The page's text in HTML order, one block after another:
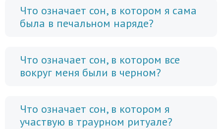
Что означает сон, в котором я сама
была в печальном наряде?
Что означает сон, в котором все
вокруг меня были в черном?
Что означает сон, в котором я
участвую в траурном ритуале?